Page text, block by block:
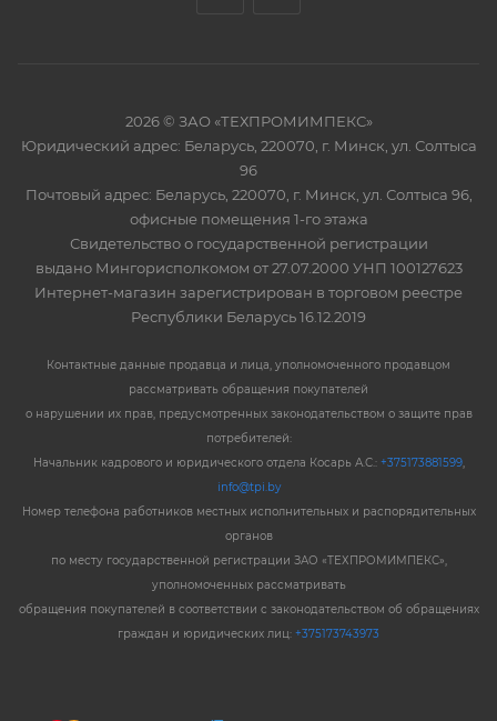
2026 © ЗАО «ТЕХПРОМИМПЕКС»
Юридический адрес: Беларусь, 220070, г. Минск, ул. Солтыса
96
Почтовый адрес: Беларусь, 220070, г. Минск, ул. Солтыса 96,
офисные помещения 1-го этажа
Свидетельство о государственной регистрации
выдано Мингорисполкомом от 27.07.2000 УНП 100127623
Интернет-магазин зарегистрирован в торговом реестре
Республики Беларусь 16.12.2019
Контактные данные продавца и лица, уполномоченного продавцом
рассматривать обращения покупателей
о нарушении их прав, предусмотренных законодательством о защите прав
потребителей:
Начальник кадрового и юридического отдела Косарь А.С.: +375173881599,
info@tpi.by
Номер телефона работников местных исполнительных и распорядительных
органов
по месту государственной регистрации ЗАО «ТЕХПРОМИМПЕКС»,
уполномоченных рассматривать
обращения покупателей в соответствии с законодательством об обращениях
граждан и юридических лиц: +375173743973